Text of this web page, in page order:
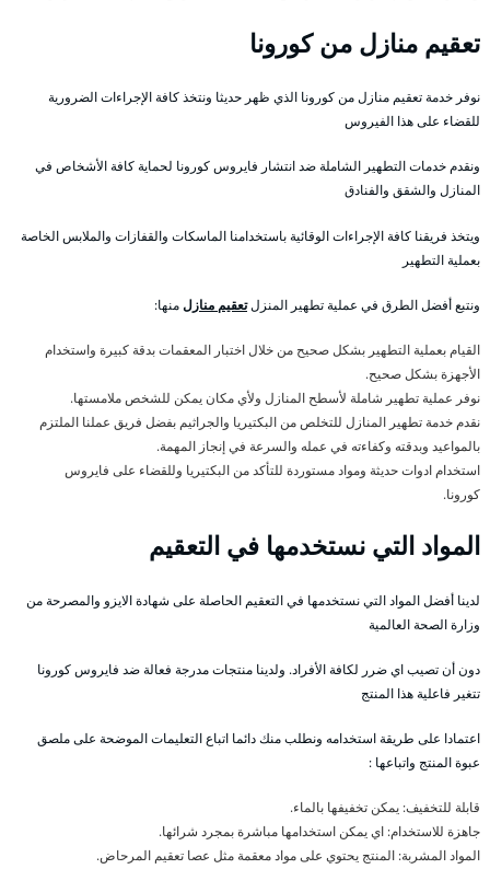
تعقيم منازل من كورونا
نوفر خدمة تعقيم منازل من كورونا الذي ظهر حديثا ونتخذ كافة الإجراءات الضرورية
للقضاء على هذا الفيروس
ونقدم خدمات التطهير الشاملة ضد انتشار فايروس كورونا لحماية كافة الأشخاص في
المنازل والشقق والفنادق
ويتخذ فريقنا كافة الإجراءات الوقائية باستخدامنا الماسكات والقفازات والملابس الخاصة
بعملية التطهير
ونتبع أفضل الطرق في عملية تطهير المنزلتعقيم منازلمنها:
القيام بعملية التطهير بشكل صحيح من خلال اختبار المعقمات بدقة كبيرة واستخدام
الأجهزة بشكل صحيح.
نوفر عملية تطهير شاملة لأسطح المنازل ولأي مكان يمكن للشخص ملامستها.
نقدم خدمة تطهير المنازل للتخلص من البكتيريا والجراثيم بفضل فريق عملنا الملتزم
بالمواعيد وبدقته وكفاءته في عمله والسرعة في إنجاز المهمة.
استخدام ادوات حديثة ومواد مستوردة للتأكد من البكتيريا وللقضاء على فايروس
كورونا.
المواد التي نستخدمها في التعقيم
لدينا أفضل المواد التي نستخدمها في التعقيم الحاصلة على شهادة الايزو والمصرحة من
وزارة الصحة العالمية
دون أن تصيب اي ضرر لكافة الأفراد. ولدينا منتجات مدرجة فعالة ضد فايروس كورونا
تتغير فاعلية هذا المنتج
اعتمادا على طريقة استخدامه ونطلب منك دائما اتباع التعليمات الموضحة على ملصق
عبوة المنتج واتباعها :
قابلة للتخفيف: يمكن تخفيفها بالماء.
جاهزة للاستخدام: اي يمكن استخدامها مباشرة بمجرد شرائها.
المواد المشربة: المنتج يحتوي على مواد معقمة مثل عصا تعقيم المرحاض.